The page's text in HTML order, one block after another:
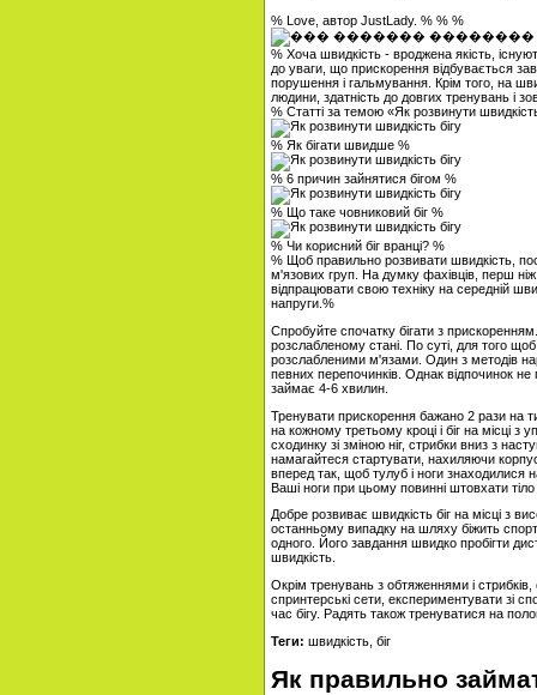
% Love, автор JustLady. % % %
% Хоча швидкість - вроджена якість,
до уваги, що прискорення відбувається
порушення і гальмування. Крім того, на
людини, здатність до довгих тренувань і
% Статті за темою «Як розвинути
% Як бігати швидше %
% 6 причин зайнятися бігом %
% Що таке човниковий біг %
% Чи корисний біг вранці? %
% Щоб правильно розвивати швидкість,
м'язових груп. На думку фахівців, перш
відпрацювати свою техніку на середній
напруги.%
Спробуйте спочатку бігати з
розслабленому стані. По суті, для того
розслабленими м'язами. Один з методів
певних перепочинків. Однак відпочинок
займає 4-6 хвилин.
Тренувати прискорення бажано 2 рази на
на кожному третьому кроці і біг на місці з
сходинку зі зміною ніг, стрибки вниз з
намагайтеся стартувати, нахиляючи
вперед так, щоб тулуб і ноги знаходилися
Ваші ноги при цьому повинні штовхати
Добре розвиває швидкість біг на місці з
останньому випадку на шляху біжить
одного. Його завдання швидко пробігти
швидкість.
Окрім тренувань з обтяженнями і
спринтерські сети, експериментувати зі
час бігу. Радять також тренуватися на
Теги: швидкість, біг
Як правильно